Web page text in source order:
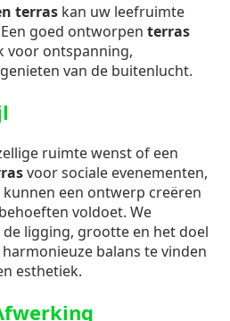
terras kan uw leefruimte
goed ontworpen terras
voor ontspanning,
van de buitenlucht.
ruimte wenst of een
voor sociale evenementen,
kunnen een ontwerp creëren
voldoet. We
ligging, grootte en het doel
balans te vinden
esthetiek.